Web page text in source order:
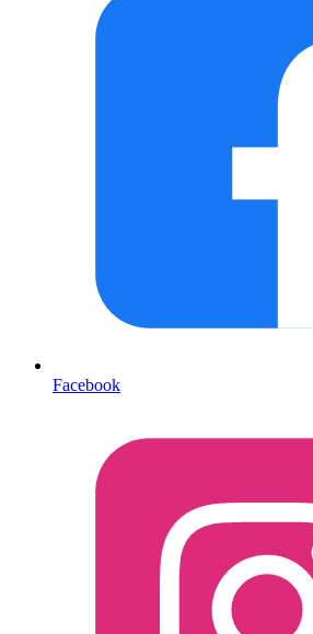
Facebook